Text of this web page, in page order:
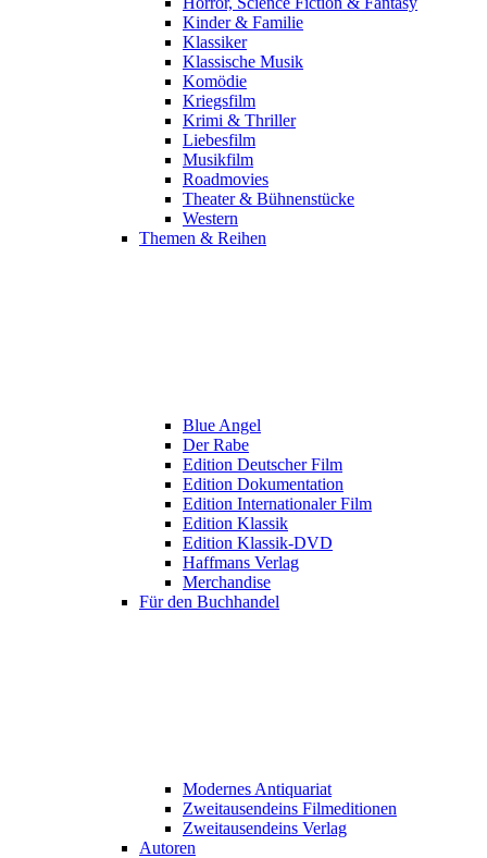
Kinder & Familie
Klassiker
Klassische Musik
Komödie
Kriegsfilm
Krimi & Thriller
Liebesfilm
Musikfilm
Roadmovies
Theater & Bühnenstücke
Western
Themen & Reihen
Blue Angel
Der Rabe
Edition Deutscher Film
Edition Dokumentation
Edition Internationaler Film
Edition Klassik
Edition Klassik-DVD
Haffmans Verlag
Merchandise
Für den Buchhandel
Modernes Antiquariat
Zweitausendeins Filmeditionen
Zweitausendeins Verlag
Autoren